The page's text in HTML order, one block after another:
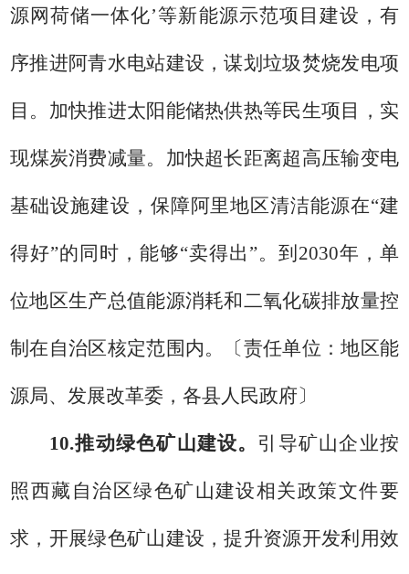
源网荷储一体化’等新能源示范项目建设，有
序推进阿青水电站建设，谋划垃圾焚烧发电项
目。 加快推进太阳能储热供热等民生项目，实
现煤炭消费减量。加快超长距离超高压输变电
基础设施建设，保障阿里地区清洁能源在“建
得好”的同时，能够“卖得出”。 到 2030年，单
位地区生产总值能源消耗和二氧化碳排放量控
制在自治区核定范围内。 〔责任单位：地区能
源局、发展改革委，各县人民政府〕
10.推动绿色矿山建设。 引导矿山企业按
照西藏自治区绿色矿山建设相关政策文件要
求， 开展绿色矿山建设，提升资源开发利用效